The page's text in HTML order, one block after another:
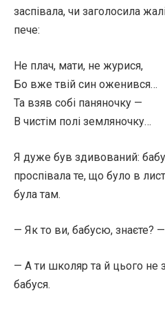
заспівала, чи заголосила
пече:
Не плач, мати, не журися,
Бо вже твій син оженився…
Та взяв собі паняночку —
В чистім полі земляночку…
Я дуже був здивований:
проспівала те, що було в
була там.
— Як то ви, бабусю, знаєте?
— А ти школяр та й цього не
бабуся.